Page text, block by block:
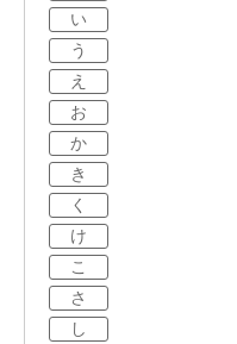
い
う
え
お
か
き
く
け
こ
さ
し